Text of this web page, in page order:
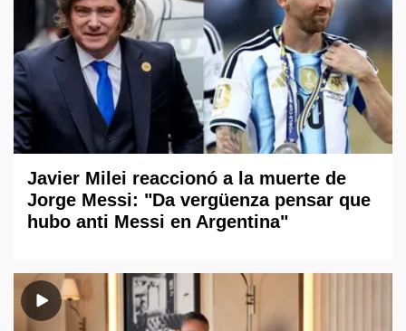
Javier Milei reaccionó a la muerte de
Jorge Messi: "Da vergüenza pensar que
hubo anti Messi en Argentina"